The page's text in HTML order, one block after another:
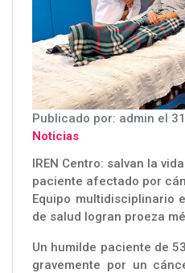
Publicado por: admin el
Noticias
IREN Centro: salvan la
paciente afectado por
Equipo multidisciplinario
de salud logran proeza
Un humilde paciente de
gravemente por un